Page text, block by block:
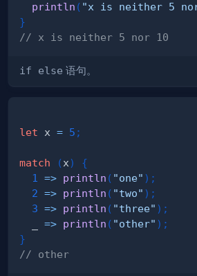
println ( "x is neither 5
}
// x is neither 5 nor 10
if else 语句。
let x = 5 ;
match (x)
{
1
=> println ( "one" ) ;
2 => println ( "two" ) ;
3 => println ( "three" ) ;
=> println ( "other" ) ;
}
// other